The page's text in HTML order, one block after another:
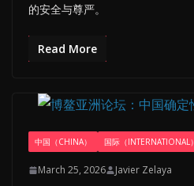
的安全与尊严。
Read More
中国（CHINA） 国际（INTERNATIONAL）
March 25, 2026 Javier Zelaya